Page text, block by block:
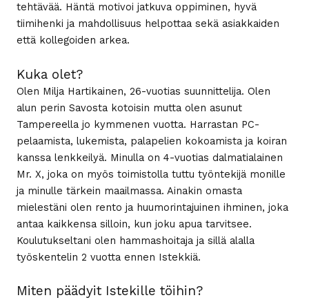
tehtävää. Häntä motivoi jatkuva oppiminen, hyvä
tiimihenki ja mahdollisuus helpottaa sekä asiakkaiden
että kollegoiden arkea.
Kuka olet?
Olen Milja Hartikainen, 26-vuotias suunnittelija. Olen
alun perin Savosta kotoisin mutta olen asunut
Tampereella jo kymmenen vuotta. Harrastan PC-
pelaamista, lukemista, palapelien kokoamista ja koiran
kanssa lenkkeilyä. Minulla on 4-vuotias dalmatialainen
Mr. X, joka on myös toimistolla tuttu työntekijä monille
ja minulle tärkein maailmassa. Ainakin omasta
mielestäni olen rento ja huumorintajuinen ihminen, joka
antaa kaikkensa silloin, kun joku apua tarvitsee.
Koulutukseltani olen hammashoitaja ja sillä alalla
työskentelin 2 vuotta ennen Istekkiä.
Miten päädyit Istekille töihin?